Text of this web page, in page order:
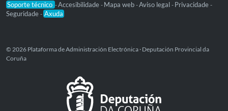
Soporte técnico -Accesibilidade - Mapa web -Aviso legal - Privacidade -
Seguridade - Axuda
© 2026 Plataforma de Administración Electrónica · Deputación Provincial da
Coruña